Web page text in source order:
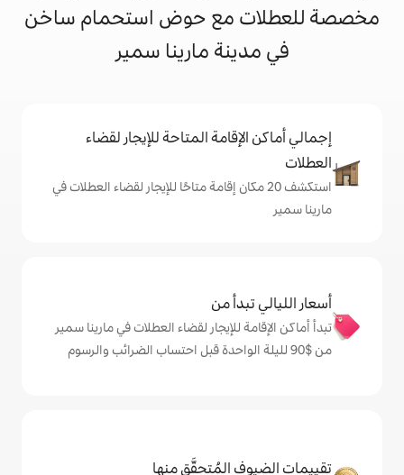
مع حوض استحمام ساخن
مارينا سمير
المتاحة للإيجار لقضاء
20 مكان إقامة متاحًا للإيجار لقضاء العطلات في
للإيجار لقضاء العطلات في مارينا سمير
المُتحقَّق منها